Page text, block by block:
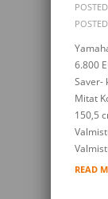
6.800
Saver-
Mitat
150,5
READ